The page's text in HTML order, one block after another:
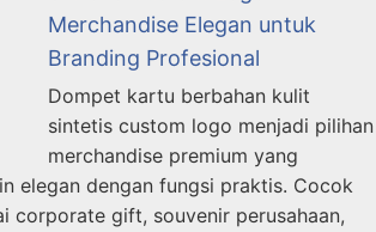
Merchandise Elegan untuk
Branding Profesional
Dompet kartu berbahan kulit
sintetis custom logo menjadi pilihan
merchandise premium yang
elegan dengan fungsi praktis. Cocok
corporate gift, souvenir perusahaan,